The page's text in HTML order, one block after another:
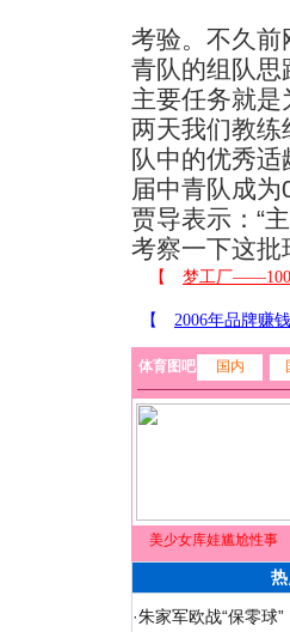
考验。不久前
青队的组队思
主要任务就
两天我们教练
队中的优秀
届中青队成为
贾导表示：“
考察一下这批
体育图吧 国内
美少女库娃尴尬性事
·朱家军欧战“保零球